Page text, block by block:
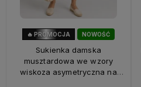
NOWOŚĆ
🔥 PROMOCJA
Sukienka damska
musztardowa we wzory
wiskoza asymetryczna na